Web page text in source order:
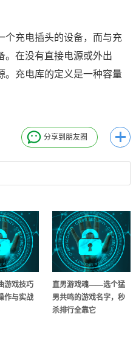
个充电插头的设备，而与充
。在没有直接电源或外出
。充电库的定义是一种容量
分享到朋友圈
游戏技巧
作与实战
直男游戏魂——选个猛
男共鸣的游戏名字，秒
杀排行全靠它